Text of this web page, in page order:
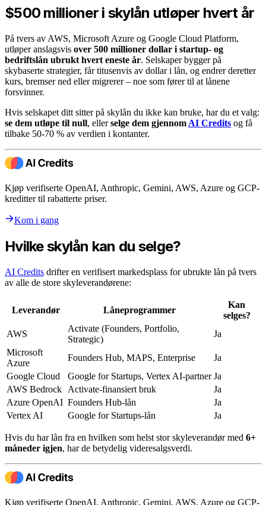
$500 millioner i skylån utløper hvert år
På tvers av AWS, Microsoft Azure og Google Cloud Platform,
utløper anslagsvis over 500 millioner dollar i startup- og
bedriftslån ubrukt hvert eneste år. Selskaper bygger på
skybaserte strategier, får titusenvis av dollar i lån, og endrer deretter
kurs, bremser ned eller migrerer – noe som fører til at lånene
forsvinner.
Hvis selskapet ditt sitter på skylån du ikke kan bruke, har du et valg:
se dem utløpe til null, ellerselge dem gjennom AI Credits og få
tilbake 50-70 % av verdien i kontanter.
Kjøp verifiserte OpenAI, Anthropic, Gemini, AWS, Azure og GCP-
kreditter til rabatterte priser.
Kom i gang
Hvilke skylån kan du selge?
AI Credits drifter en verifisert markedsplass for ubrukte lån på tvers
av alle de store skyleverandørene:
Leverandør Låneprogrammer
Kan
selges?
AWS
Activate (Founders, Portfolio,
Strategic)
Ja
Microsoft
Azure
Founders Hub, MAPS, Enterprise
Ja
Google Cloud
Google for Startups, Vertex AI-partner Ja
AWS Bedrock
Activate-finansiert bruk
Ja
Azure OpenAI Founders Hub-lån
Ja
Vertex AI
Google for Startups-lån Ja
Hvis du har lån fra en hvilken som helst stor skyleverandør med 6+
måneder igjen, har de betydelig videresalgsverdi.
Kjøp verifiserte OpenAI, Anthropic, Gemini, AWS, Azure og GCP-